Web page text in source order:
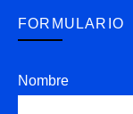
FORMULARIO
Nombre